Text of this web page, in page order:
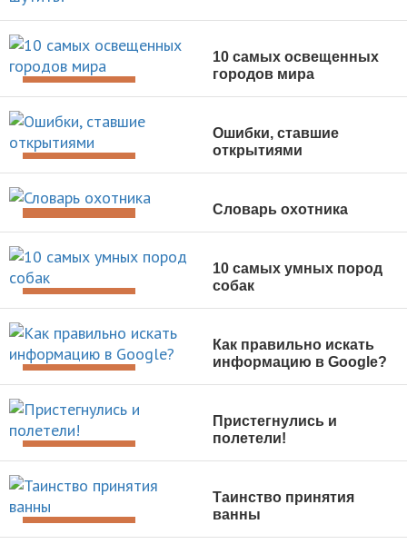
ДОСУГ И ОТДЫХ
10 самых освещенных
городов мира
Ошибки, ставшие
открытиями
Словарь охотника
10 самых умных пород
собак
Как правильно искать
информацию в Google?
Пристегнулись и
полетели!
Таинство принятия
ванны